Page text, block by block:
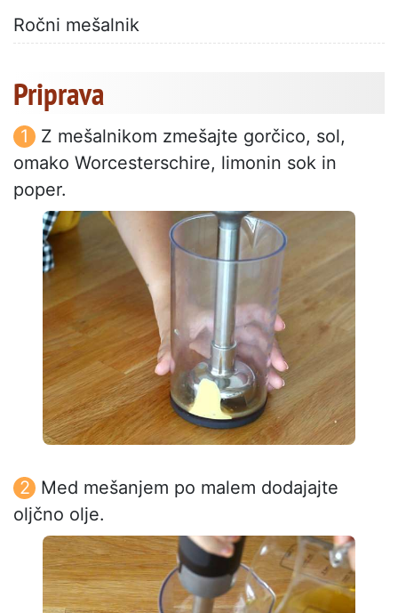
Ročni mešalnik
Priprava
Z mešalnikom zmešajte gorčico, sol,
omako Worcesterschire, limonin sok in
poper.
Med mešanjem po malem dodajajte
oljčno olje.